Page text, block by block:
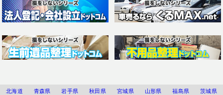
北海道 青森県 岩手県 秋田県 宮城県 山形県 福島県
茨城県